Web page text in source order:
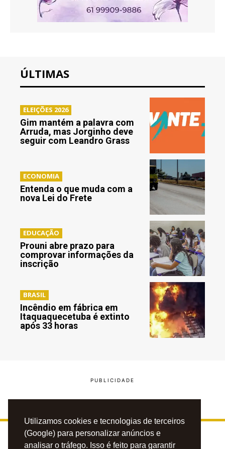
Utilizamos cookies e tecnologias de terceiros
(Google) para personalizar anúncios e
analisar o tráfego. Isso é feito para garantir
ÚLTIMAS
ELEIÇÕES 2026
Gim mantém a palavra com
Arruda, mas Jorginho deve
seguir com Leandro Grass
ECONOMIA
Entenda o que muda com a
nova Lei do Frete
EDUCAÇÃO
Prouni abre prazo para
comprovar informações da
inscrição
BRASIL
Incêndio em fábrica em
Itaquaquecetuba é extinto
após 33 horas